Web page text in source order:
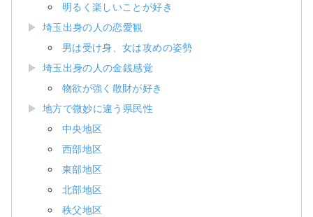
明るく楽しいことが好き
埼玉出身の人の恋愛観
男は受け身、女は攻めの姿勢
埼玉出身の人の金銭感覚
物欲が強く散財が好き
地方で微妙に違う県民性
中央地区
西部地区
東部地区
北部地区
秩父地区